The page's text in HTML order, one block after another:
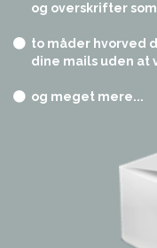
og overskrifter
to måder hvorved
dine mails uden at
og meget mere...